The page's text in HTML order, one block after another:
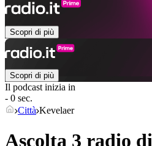
Scopri di più
Scopri di più
Il podcast inizia in
- 0 sec.
Città Kevelaer
Ascolta 3 radio di